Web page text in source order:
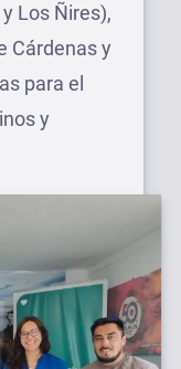
Los Ñires),
Cárdenas y
para el
y